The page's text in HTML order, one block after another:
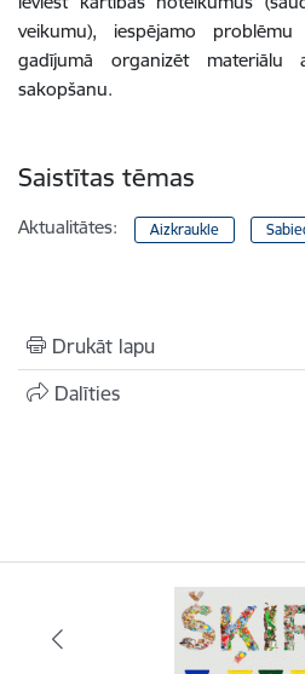
veikumu), iespējamo
gadījumā organizēt materiālu
sakopšanu.
Saistītas tēmas
Aktualitātes: Aizkraukle
Drukāt lapu
Dalīties